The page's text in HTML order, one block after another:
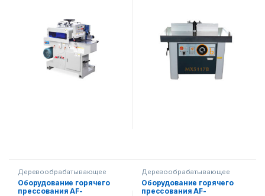
Деревообрабатывающее
оборудование
Оборудование горячего
прессования AF-
Деревообрабатывающее
оборудование
Оборудование горячего
прессования AF-